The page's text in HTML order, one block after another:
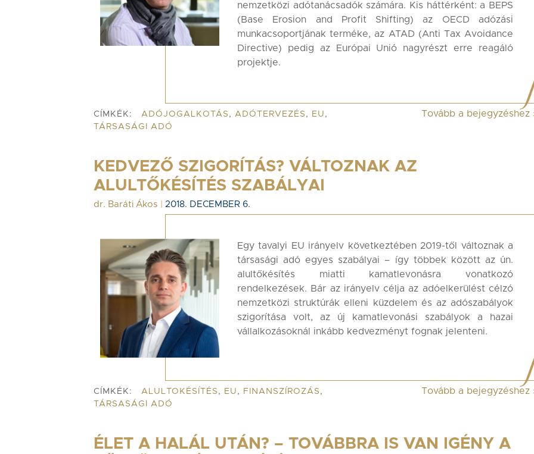
nemzetközi adótanácsadók számára. Kis háttérként: a BEPS
(Base Erosion and Profit Shifting) az OECD adózási
munkacsoportjának terméke, az ATAD (Anti Tax Avoidance
Directive) pedig az Európai Unió nagyrészt erre reagáló
projektje.
CÍMKÉK: ADÓJOGALKOTÁS , ADÓTERVEZÉS , EU ,
TÁRSASÁGI ADÓ
Tovább a bejegyzéshez
KEDVEZŐ SZIGORÍTÁS? VÁLTOZNAK AZ
ALULTŐKÉSÍTÉS SZABÁLYAI
dr. Baráti Ákos 2018. DECEMBER 6.
Egy tavalyi EU irányelv következtében 2019-től változnak a
társasági adó egyes szabályai – így többek között az ún.
alultőkésítés miatti kamatlevonásra vonatkozó
rendelkezések. Bár az irányelv célja az adóelkerülést célzó
nemzetközi struktúrák elleni küzdelem és az adószabályok
szigorítása volt, az új kamatlevonási szabályok a hazai
vállalkozásoknál inkább kedvezményt fognak jelenteni.
CÍMKÉK: ALULTOKÉSÍTÉS , EU , FINANSZÍROZÁS ,
TÁRSASÁGI ADÓ
Tovább a bejegyzéshez
ÉLET A HALÁL UTÁN? – TOVÁBBRA IS VAN IGÉNY A